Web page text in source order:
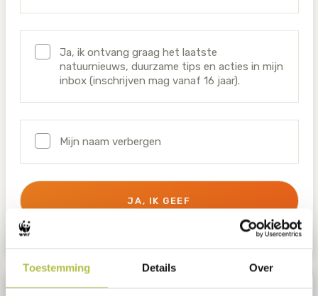
Toestemming Details Over
Ja, ik ontvang graag het laatste
natuurnieuws, duurzame tips en acties in mijn
inbox (inschrijven mag vanaf 16 jaar).
Mijn naam verbergen
JA, IK GEEF